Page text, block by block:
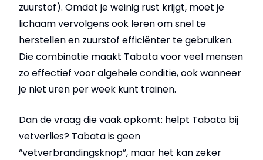
zuurstof). Omdat je weinig rust krijgt, moet je
lichaam vervolgens ook leren om snel te
herstellen en zuurstof efficiënter te gebruiken.
Die combinatie maakt Tabata voor veel mensen
zo effectief voor algehele conditie, ook wanneer
je niet uren per week kunt trainen.
Dan de vraag die vaak opkomt: helpt Tabata bij
vetverlies? Tabata is geen
“vetverbrandingsknop”, maar het kan zeker